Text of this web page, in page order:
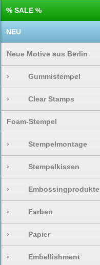
% SALE %
NEU
Neue Motive aus Berlin
› Gummistempel
› Clear Stamps
Foam-Stempel
› Stempelmontage
› Stempelkissen
› Embossingprodukte
› Farben
› Papier
› Embellishment